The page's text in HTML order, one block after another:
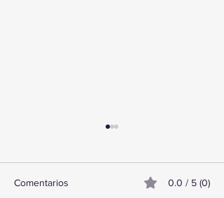
Comentarios 0.0 / 5 (0)